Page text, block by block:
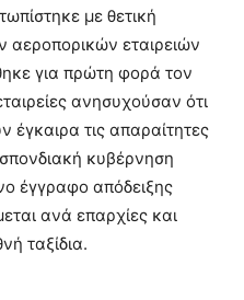
με θετική
αεροπορικών εταιρειών
για πρώτη φορά τον
ανησυχούσαν ότι
τις απαραίτητες
κυβέρνηση
έγγραφο απόδειξης
ανά επαρχίες και
ταξίδια.